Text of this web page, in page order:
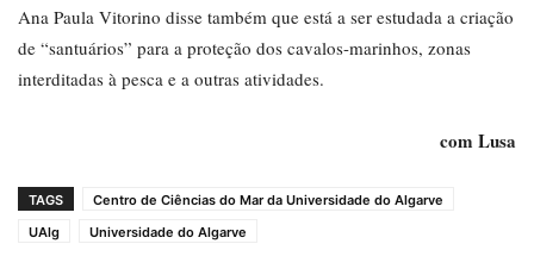
Ana Paula Vitorino disse também que está a ser estudada a criação
de “santuários” para a proteção dos cavalos-marinhos, zonas
interditadas à pesca e a outras atividades.
com Lusa
TAGS
Centro de Ciências do Mar da Universidade do Algarve
UAlg
Universidade do Algarve